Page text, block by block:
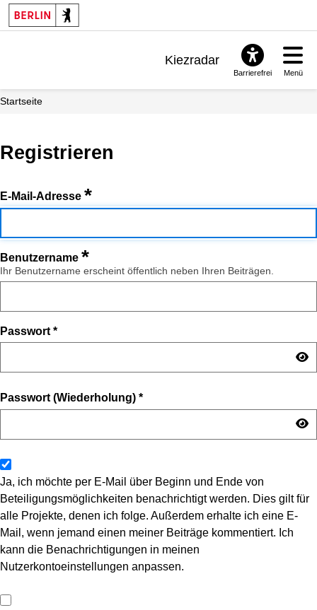
Kiezradar
Barrierefrei Menü
Startseite
Registrieren
E-Mail-Adresse *
Benutzername *
Ihr Benutzername erscheint öffentlich neben Ihren Beiträgen.
Passwort *
Passwort (Wiederholung) *
Ja, ich möchte per E-Mail über Beginn und Ende von
Beteiligungsmöglichkeiten benachrichtigt werden. Dies gilt für
alle Projekte, denen ich folge. Außerdem erhalte ich eine E-
Mail, wenn jemand einen meiner Beiträge kommentiert. Ich
kann die Benachrichtigungen in meinen
Nutzerkontoeinstellungen anpassen.